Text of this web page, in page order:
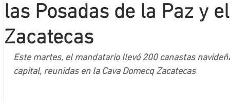
las Posadas de la Paz y
Zacatecas
Este martes, el mandatario llevó 200 canastas
capital, reunidas en la Cava Domecq Zacatecas